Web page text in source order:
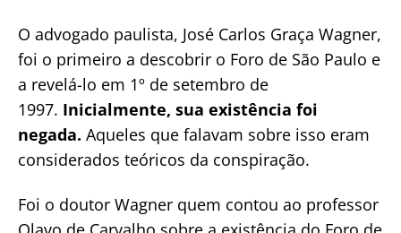
O advogado paulista, José Carlos Graça Wagner,
foi o primeiro a descobrir o Foro de São Paulo e
a revelá-lo em 1º de setembro de
1997. Inicialmente, sua existência foi
negada. Aqueles que falavam sobre isso eram
considerados teóricos da conspiração.
Foi o doutor Wagner quem contou ao professor